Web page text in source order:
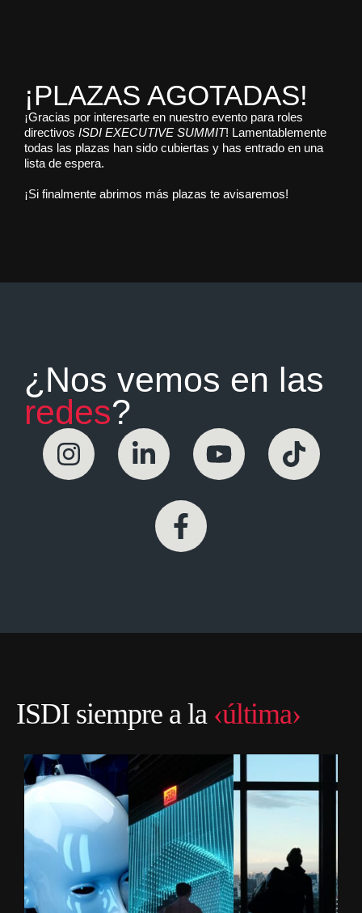
¡PLAZAS AGOTADAS!
¡Gracias por interesarte en nuestro evento para roles
directivos ISDI EXECUTIVE SUMMIT! Lamentablemente
todas las plazas han sido cubiertas y has entrado en una
lista de espera.
¡Si finalmente abrimos más plazas te avisaremos!
¿Nos vemos en las
redes?
ISDI siempre a la ‹última›